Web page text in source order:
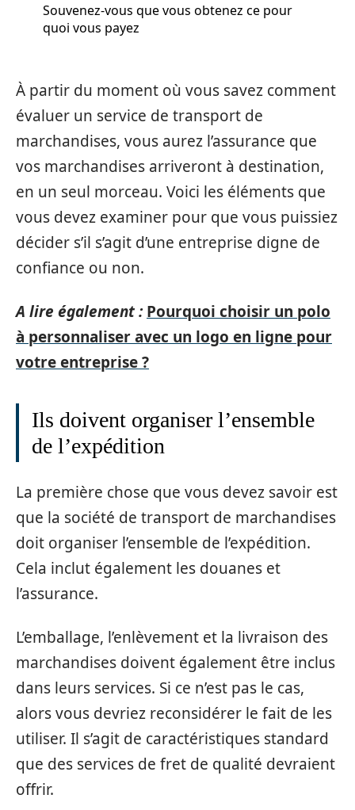
Souvenez-vous que vous obtenez ce pour
quoi vous payez
À partir du moment où vous savez comment
évaluer un service de transport de
marchandises, vous aurez l’assurance que
vos marchandises arriveront à destination,
en un seul morceau. Voici les éléments que
vous devez examiner pour que vous puissiez
décider s’il s’agit d’une entreprise digne de
confiance ou non.
A lire également : Pourquoi choisir un polo
à personnaliser avec un logo en ligne pour
votre entreprise ?
Ils doivent organiser l’ensemble
de l’expédition
La première chose que vous devez savoir est
que la société de transport de marchandises
doit organiser l’ensemble de l’expédition.
Cela inclut également les douanes et
l’assurance.
L’emballage, l’enlèvement et la livraison des
marchandises doivent également être inclus
dans leurs services. Si ce n’est pas le cas,
alors vous devriez reconsidérer le fait de les
utiliser. Il s’agit de caractéristiques standard
que des services de fret de qualité devraient
offrir.